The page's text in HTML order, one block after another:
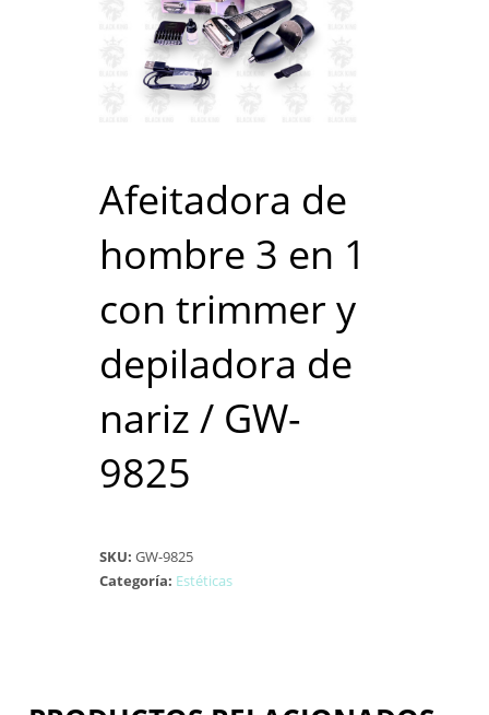
Afeitadora de
hombre 3 en 1
con trimmer y
depiladora de
nariz / GW-
9825
SKU:GW-9825
Categoría: Estéticas